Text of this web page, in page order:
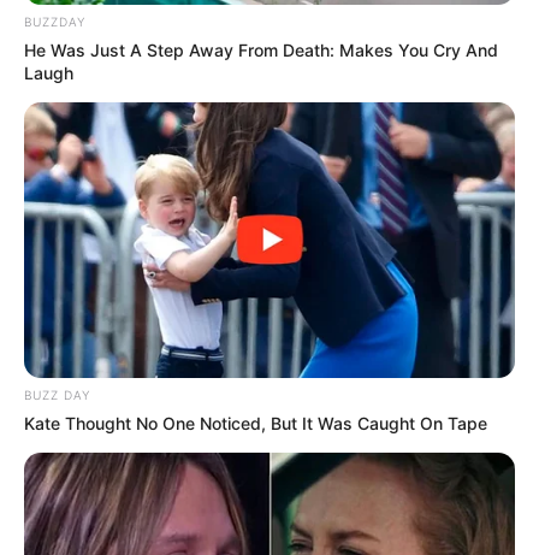
BUZZDAY
He Was Just A Step Away From Death: Makes You Cry And
Laugh
BUZZ DAY
Kate Thought No One Noticed, But It Was Caught On Tape